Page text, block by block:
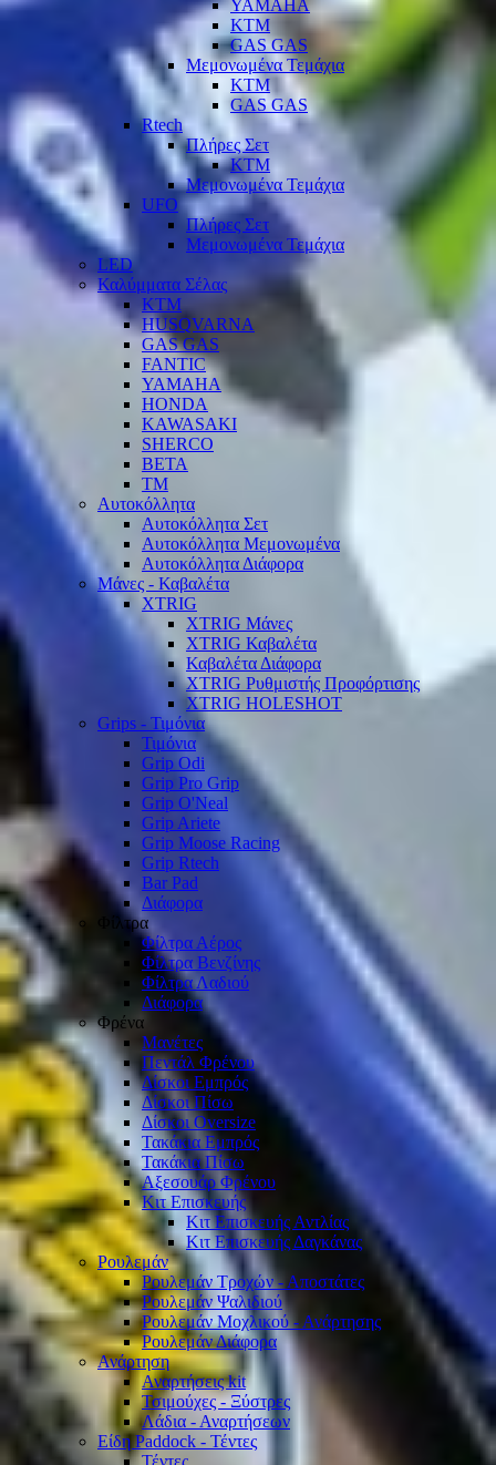
YAMAHA
KTM
GAS GAS
Μεμονωμένα Τεμάχια
KTM
GAS GAS
Rtech
Πλήρες Σετ
KTM
Μεμονωμένα Τεμάχια
UFO
Πλήρες Σετ
Μεμονωμένα Τεμάχια
LED
Καλύμματα Σέλας
KTM
HUSQVARNA
GAS GAS
FANTIC
YAMAHA
HONDA
KAWASAKI
SHERCO
BETA
TM
Αυτοκόλλητα
Αυτοκόλλητα Σετ
Αυτοκόλλητα Μεμονωμένα
Αυτοκόλλητα Διάφορα
Μάνες - Καβαλέτα
XTRIG
XTRIG Μάνες
XTRIG Καβαλέτα
Καβαλέτα Διάφορα
XTRIG Ρυθμιστής Προφόρτισης
XTRIG HOLESHOT
Grips - Τιμόνια
Τιμόνια
Grip Odi
Grip Pro Grip
Grip O'Neal
Grip Ariete
Grip Moose Racing
Grip Rtech
Bar Pad
Διάφορα
Φίλτρα
Φίλτρα Αέρος
Φίλτρα Βενζίνης
Φίλτρα Λαδιού
Διάφορα
Φρένα
Μανέτες
Πεντάλ Φρένου
Δίσκοι Εμπρός
Δίσκοι Πίσω
Δίσκοι Oversize
Τακάκια Εμπρός
Τακάκια Πίσω
Αξεσουάρ Φρένου
Κιτ Επισκευής
Κιτ Επισκευής Αντλίας
Κιτ Επισκευής Δαγκάνας
Ρουλεμάν
Ρουλεμάν Τροχών - Αποστάτες
Ρουλεμάν Ψαλιδιού
Ρουλεμάν Μοχλικού - Ανάρτησης
Ρουλεμάν Διάφορα
Ανάρτηση
Αναρτήσεις kit
Τσιμούχες - Ξύστρες
Λάδια - Αναρτήσεων
Είδη Paddock - Τέντες
Τέντες